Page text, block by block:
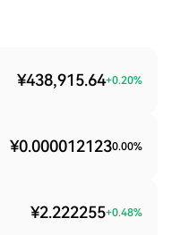
¥438,915.64+0.20%
¥0.0000121230.00%
¥2.222255+0.48%